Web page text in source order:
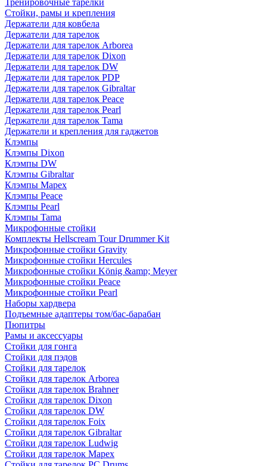
Тренировочные тарелки
Стойки, рамы и крепления
Держатели для ковбела
Держатели для тарелок
Держатели для тарелок Arborea
Держатели для тарелок Dixon
Держатели для тарелок DW
Держатели для тарелок PDP
Держатели для тарелок Gibraltar
Держатели для тарелок Peace
Держатели для тарелок Pearl
Держатели для тарелок Tama
Держатели и крепления для гаджетов
Клэмпы
Клэмпы Dixon
Клэмпы DW
Клэмпы Gibraltar
Клэмпы Mapex
Клэмпы Peace
Клэмпы Pearl
Клэмпы Tama
Микрофонные стойки
Комплекты Hellscream Tour Drummer Kit
Микрофонные стойки Gravity
Микрофонные стойки Hercules
Микрофонные стойки König &amp; Meyer
Микрофонные стойки Peace
Микрофонные стойки Pearl
Наборы хардвера
Подъемные адаптеры том/бас-барабан
Пюпитры
Рамы и аксессуары
Стойки для гонга
Стойки для пэдов
Стойки для тарелок
Стойки для тарелок Arborea
Стойки для тарелок Brahner
Стойки для тарелок Dixon
Стойки для тарелок DW
Стойки для тарелок Foix
Стойки для тарелок Gibraltar
Стойки для тарелок Ludwig
Стойки для тарелок Mapex